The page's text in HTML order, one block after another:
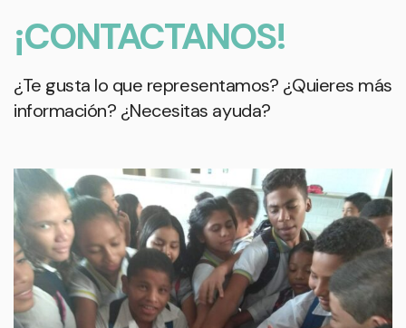
¡CONTACTANOS!
¿Te gusta lo que representamos? ¿Quieres más
información? ¿Necesitas ayuda?